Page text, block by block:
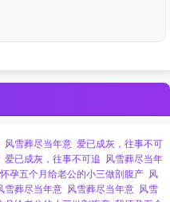
风雪葬尽当年意 爱已成灰，往事不可
爱已成灰，往事不可追 风雪葬尽当年
孕五个月给老公的小三做剖腹产 风
雪葬尽当年意 风雪葬尽当年意 风雪